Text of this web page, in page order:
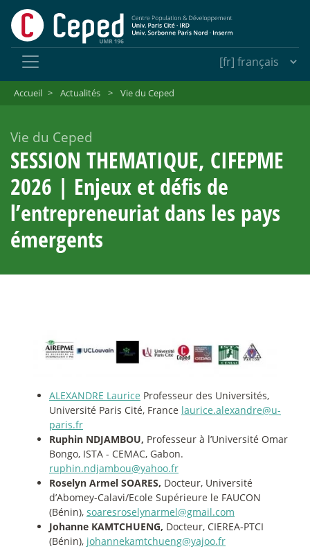
Accueil > Actualités > Vie du Ceped
Vie du Ceped
SESSION THEMATIQUE, CIFEPME
2026 | Enjeux et défis de
l’entrepreneuriat dans les pays
émergents
ALEXANDRE Laurice Professeur des Universités,
Université Paris Cité, France laurice.alexandre@u-
paris.fr
Ruphin NDJAMBOU, Professeur à l’Université Omar
Bongo, ISTA - CEMAC, Gabon.
ruphin.ndjambou@yahoo.fr
Roselyn Armel SOARES, Docteur, Université
d’Abomey-Calavi/Ecole Supérieure le FAUCON
(Bénin), soaresroselynarmel@gmail.com
Johanne KAMTCHUENG, Docteur, CIEREA-PTCI
(Bénin), johannekamtchueng@yajoo.fr